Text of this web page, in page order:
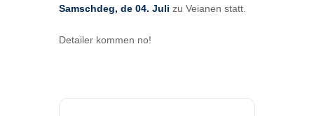
Samschdeg, de 04. Juli zu Veianen statt.
Detailer kommen no!